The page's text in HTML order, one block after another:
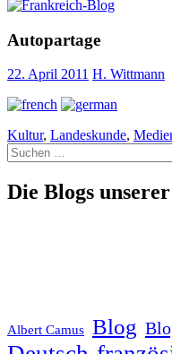
Autopartage
22. April 2011 H. Wittmann
Kultur, Landeskunde,
Suche
nach:
Die Blogs
Albert Camus Blog